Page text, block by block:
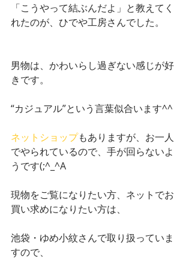
「こうやって結ぶんだよ」と教えてく
れたのが、ひでや工房さんでした。
男物は、かわいらし過ぎない感じが好
きです。
“カジュアル”という言葉似合います^^
ネットショップもありますが、お一人
でやられているので、手が回らないよ
うです(;^_^A
現物をご覧になりたい方、ネットでお
買い求めになりたい方は、
池袋・ゆめ小紋さんで取り扱っていま
すので、